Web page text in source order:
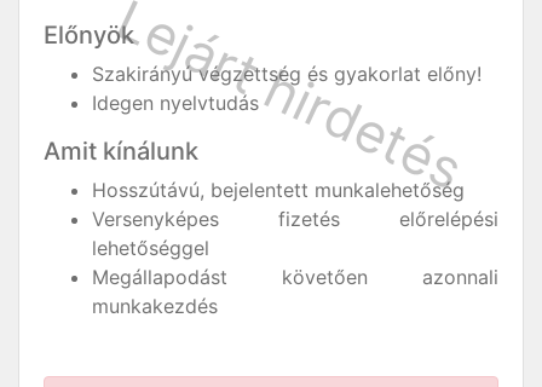
Előnyök
Szakirányú végzettség és gyakorlat előny!
Idegen nyelvtudás
Amit kínálunk
Hosszútávú, bejelentett munkalehetőség
Versenyképes fizetés előrelépési
lehetőséggel
Megállapodást követően azonnali
munkakezdés